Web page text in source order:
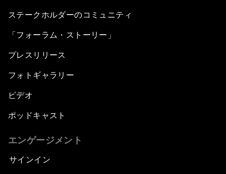
ステークホルダーのコミュニティ
「フォーラム・ストーリー」
プレスリリース
フォトギャラリー
ビデオ
ポッドキャスト
エンゲージメント
サインイン